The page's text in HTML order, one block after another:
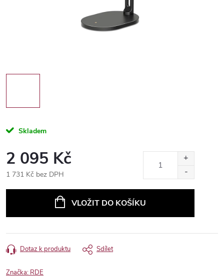
Skladem
2 095 Kč
1 731 Kč bez DPH
VLOŽIT DO KOŠÍKU
Dotaz k produktu Sdílet
Značka: RDE